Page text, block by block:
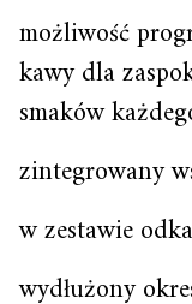
możliwość
kawy dla
smaków
zintegrowany
w zestawie
wydłużony